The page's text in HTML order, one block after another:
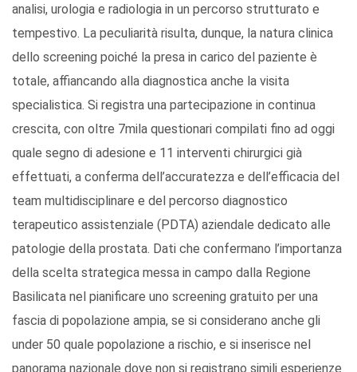
analisi, urologia e radiologia in un percorso strutturato e
tempestivo. La peculiarità risulta, dunque, la natura clinica
dello screening poiché la presa in carico del paziente è
totale, affiancando alla diagnostica anche la visita
specialistica. Si registra una partecipazione in continua
crescita, con oltre 7mila questionari compilati fino ad oggi
quale segno di adesione e 11 interventi chirurgici già
effettuati, a conferma dell’accuratezza e dell’efficacia del
team multidisciplinare e del percorso diagnostico
terapeutico assistenziale (PDTA) aziendale dedicato alle
patologie della prostata. Dati che confermano l’importanza
della scelta strategica messa in campo dalla Regione
Basilicata nel pianificare uno screening gratuito per una
fascia di popolazione ampia, se si considerano anche gli
under 50 quale popolazione a rischio, e si inserisce nel
panorama nazionale dove non si registrano simili esperienze